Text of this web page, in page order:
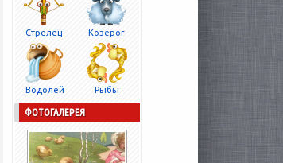
Стрелец Козерог
Водолей Рыбы
ФОТОГАЛЕРЕЯ